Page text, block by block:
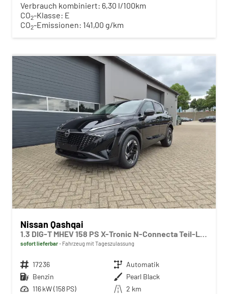
Verbrauch kombiniert: 6,30 l/100km
CO2-Klasse: E
CO2-Emissionen: 141,00 g/km
Nissan Qashqai
1.3 DIG-T MHEV 158 PS X-Tronic N-Connecta Teil-Leder PanoGlasdach Klimaautomatik Sitzheizung Lenkradheizung Navi ACC PDC v+h 360°Kamera DAB Bluetooth Touchscreen Apple CarPlay Android Auto 18"LM
sofort lieferbar Fahrzeug mit Tageszulassung
Fahrzeugnr. 17236 Getriebe Automatik
Kraftstoff Benzin Außenfarbe Pearl Black
Leistung 116 kW (158 PS) Kilometerstand 2 km